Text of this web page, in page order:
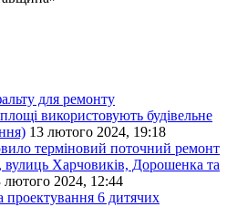
для ремонту
використовують будівельне
13 лютого 2024, 19:18
терміновий поточний ремонт
вулиць Харчовиків, Дорошенка та
лютого 2024, 12:44
проектування 6 дитячих